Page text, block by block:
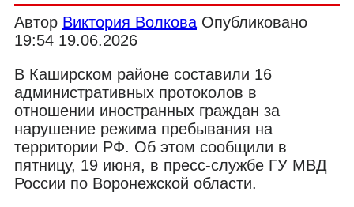
Автор Виктория Волкова Опубликовано
19:54 19.06.2026
В Каширском районе составили 16
административных протоколов в
отношении иностранных граждан за
нарушение режима пребывания на
территории РФ. Об этом сообщили в
пятницу, 19 июня, в пресс-службе ГУ МВД
России по Воронежской области.